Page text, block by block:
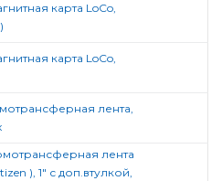
карта LoCo,
карта LoCo,
лента,
лента
), 1" с доп.втулкой,